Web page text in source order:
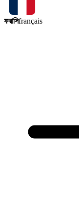
ফরাসিfrançais